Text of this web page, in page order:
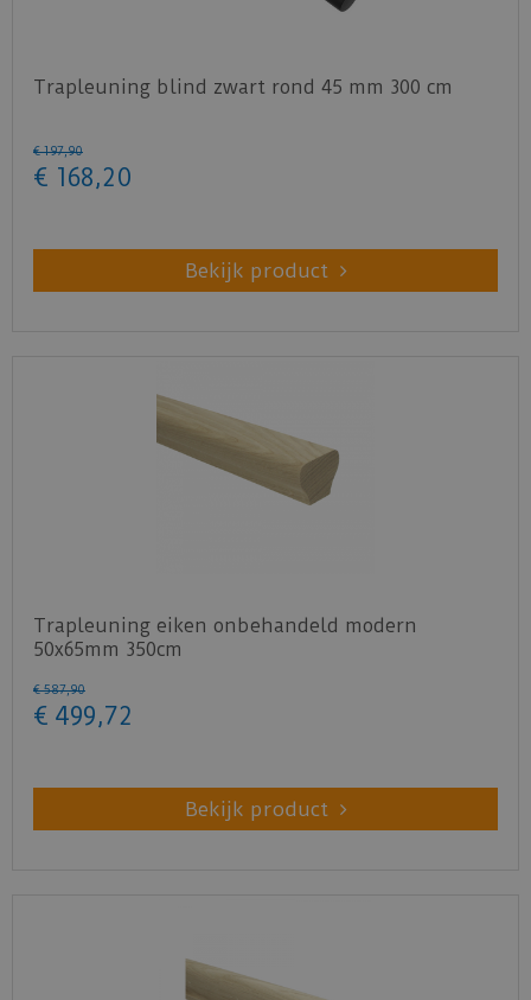
Trapleuning blind zwart rond 45 mm 300 cm
€ 197,90
€ 168,20
Bekijk product
Trapleuning eiken onbehandeld modern
50x65mm 350cm
€ 587,90
€ 499,72
Bekijk product